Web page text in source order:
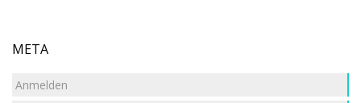
META
Anmelden